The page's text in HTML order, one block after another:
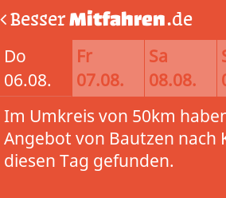
BesserMitfahren.de
Do
06.08.
Fr
07.08.
Sa
08.08.
Im Umkreis von 50km
Angebot von Bautzen nach
diesen Tag gefunden.